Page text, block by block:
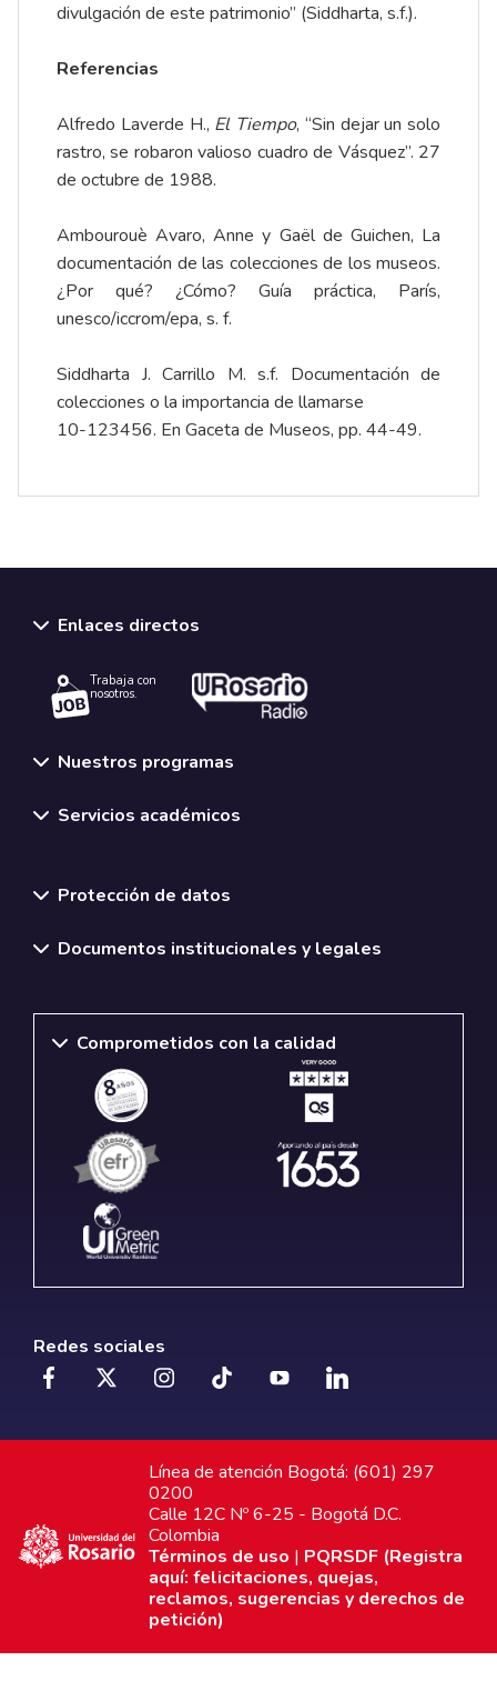
divulgación de este patrimonio” (Siddharta, s.f.).
Referencias
Alfredo Laverde H., El Tiempo, “Sin dejar un solo
rastro, se robaron valioso cuadro de Vásquez”. 27
de octubre de 1988.
Ambourouè Avaro, Anne y Gaël de Guichen, La
documentación de las colecciones de los museos.
¿Por qué? ¿Cómo? Guía práctica, París,
unesco/iccrom/epa, s. f.
Siddharta J. Carrillo M. s.f. Documentación de
colecciones o la importancia de llamarse
10-123456. En Gaceta de Museos, pp. 44-49.
Enlaces directos
Trabaja con
nosotros.
Nuestros programas
Servicios académicos
Protección de datos
Documentos institucionales y legales
Comprometidos con la calidad
Redes sociales
Línea de atención Bogotá: (601) 297
0200
Calle 12C Nº 6-25 - Bogotá D.C.
Colombia
Términos de uso | PQRSDF (Registra
aquí: felicitaciones, quejas,
reclamos, sugerencias y derechos de
petición)